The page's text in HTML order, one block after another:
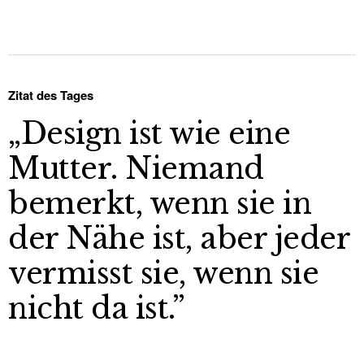
Zitat des Tages
„Design ist wie eine
Mutter. Niemand
bemerkt, wenn sie in
der Nähe ist, aber jeder
vermisst sie, wenn sie
nicht da ist.”